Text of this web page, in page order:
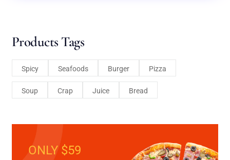
Products Tags
Spicy Seafoods Burger Pizza
Soup Crap Juice Bread
ONLY $59